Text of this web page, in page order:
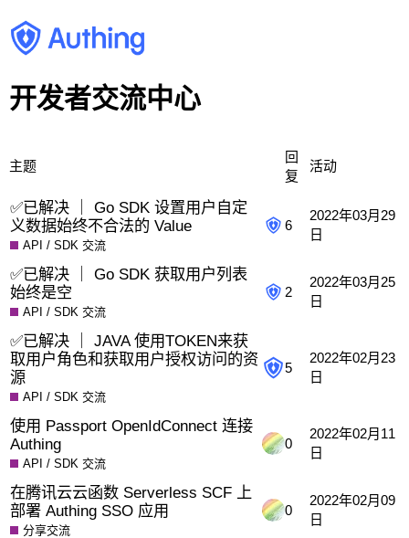
开发者交流中心
主题
回
复
活动
✅已解决 ｜ Go SDK 设置用户自定
义数据始终不合法的 Value
API / SDK 交流
6
2022年03月29
日
✅已解决 ｜ Go SDK 获取用户列表
始终是空
API / SDK 交流
2
2022年03月25
日
✅已解决 ｜ JAVA 使用TOKEN来获
取用户角色和获取用户授权访问的资
源
API / SDK 交流
5
2022年02月23
日
使用 Passport OpenIdConnect 连接
Authing
API / SDK 交流
0
2022年02月11
日
在腾讯云云函数 Serverless SCF 上
部署 Authing SSO 应用
分享交流
0
2022年02月09
日